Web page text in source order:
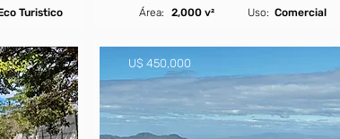
Turistico
Área:
2,000 v² Comercial
Uso:
U$ 450,000